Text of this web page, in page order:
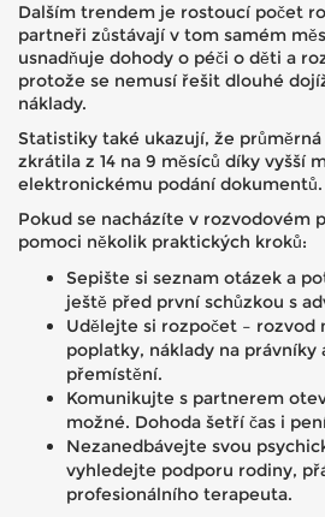
Dalším trendem je rostoucí počet
partneři zůstávají v tom samém
usnadňuje dohody o péči o děti a
protože se nemusí řešit dlouhé
náklady.
Statistiky také ukazují, že
zkrátila z 14 na 9 měsíců díky vyšší
elektronickému podání dokumentů.
Pokud se nacházíte v rozvodovém
pomoci několik praktických kroků:
Sepište si seznam otázek a
ještě před první schůzkou s
Udělejte si rozpočet – rozvod
poplatky, náklady na právníky
přemístění.
Komunikujte s partnerem
možné. Dohoda šetří čas i
Nezanedbávejte svou
vyhledejte podporu rodiny,
profesionálního terapeuta.